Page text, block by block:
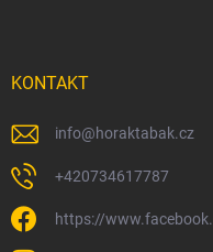
KONTAKT
info@horaktabak.cz
+420734617787
https://